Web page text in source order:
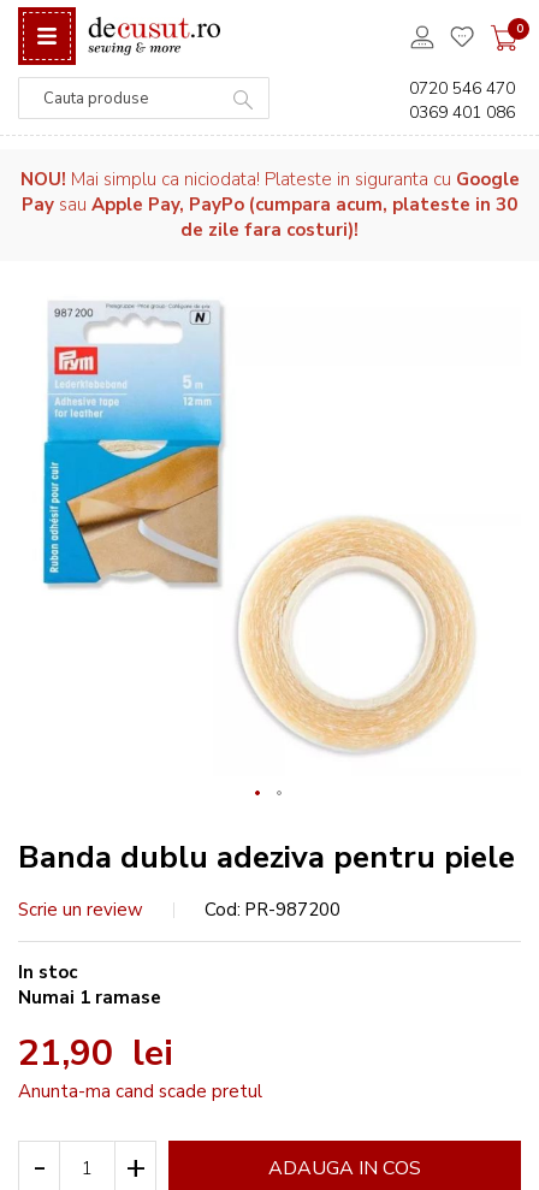
0
0720 546 470
0369 401 086
NOU! Mai simplu ca niciodata! Plateste in siguranta cu Google
Pay sau Apple Pay, PayPo (cumpara acum, plateste in 30
de zile fara costuri)!
Banda dublu adeziva pentru piele
Scrie un review Cod PR-987200
In stoc
Numai 1 ramase
21,90 lei
Anunta-ma cand scade pretul
- + ADAUGA IN COS